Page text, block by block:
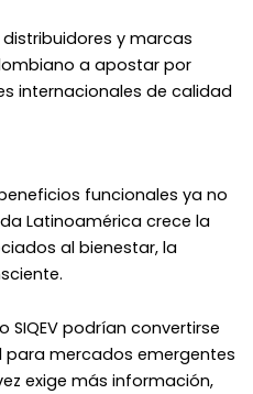
y marcas
a apostar por
internacionales de calidad
funcionales ya no
Latinoamérica crece la
al bienestar, la
podrían convertirse
para mercados emergentes
exige más información,